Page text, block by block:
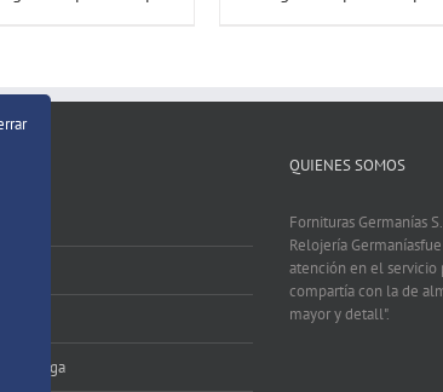
Entrega
QUIENES SOMOS
Fornituras Germanías
Relojería
atención en el
compartía con la de
mayor y detall".